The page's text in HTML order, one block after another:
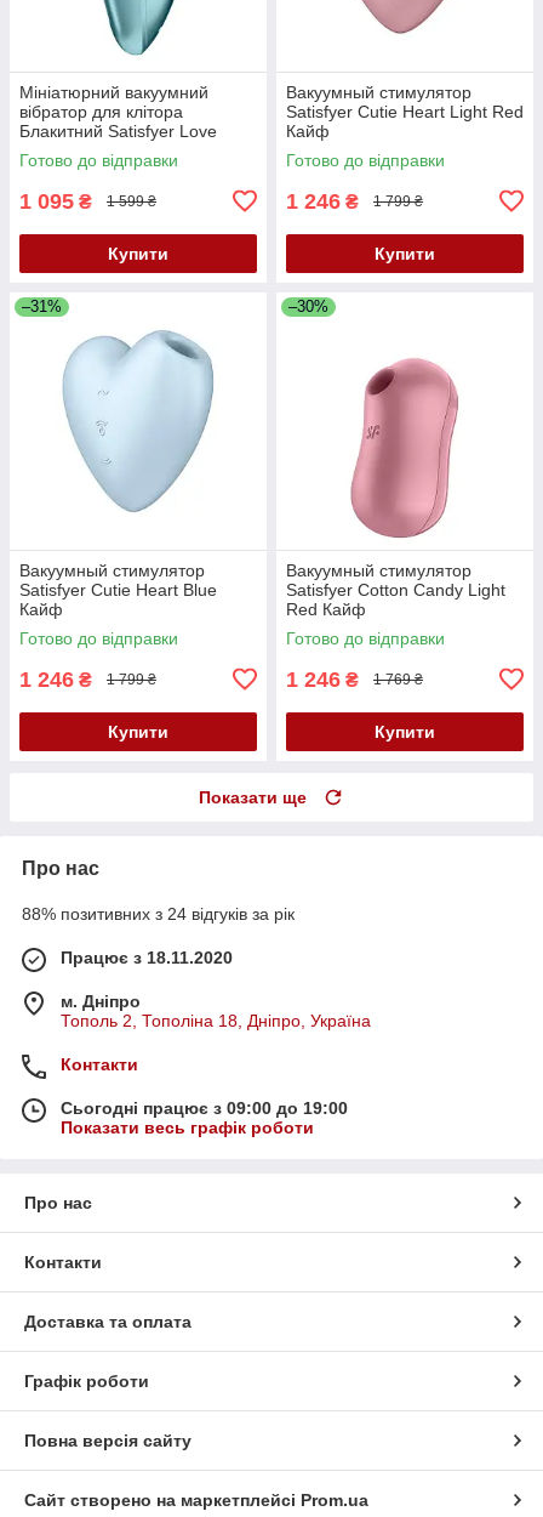
Мініатюрний вакуумний
вібратор для клітора
Блакитний Satisfyer Love
Breeze Ice Кайф
Готово до відправки
1 095 ₴ 1 599 ₴
Купити
Вакуумный стимулятор
Satisfyer Cutie Heart Light Red
Кайф
Готово до відправки
1 246 ₴ 1 799 ₴
Купити
–31%
Вакуумный стимулятор
Satisfyer Cutie Heart Blue
Кайф
Готово до відправки
1 246 ₴ 1 799 ₴
Купити
–30%
Вакуумный стимулятор
Satisfyer Cotton Candy Light
Red Кайф
Готово до відправки
1 246 ₴ 1 769 ₴
Купити
Показати ще
Про нас
88% позитивних з 24 відгуків за рік
Працює з 18.11.2020
м. Дніпро
Тополь 2, Тополіна 18, Дніпро, Україна
Контакти
Сьогодні працює з 09:00 до 19:00
Показати весь графік роботи
Про нас
Контакти
Доставка та оплата
Графік роботи
Повна версія сайту
Сайт створено на маркетплейсі Prom.ua